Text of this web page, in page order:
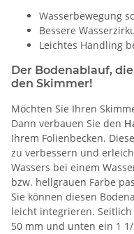
Wasserbewegung
Bessere
Leichtes Handling
Der Bodenablauf,
den Skimmer!
Möchten Sie Ihren
Dann verbauen Sie den
Ihrem Folienbecken.
zu verbessern und
Wassers bei einem
bzw. hellgrauen Farbe
Sie können diesen
leicht integrieren.
50 mm und unten ein 1